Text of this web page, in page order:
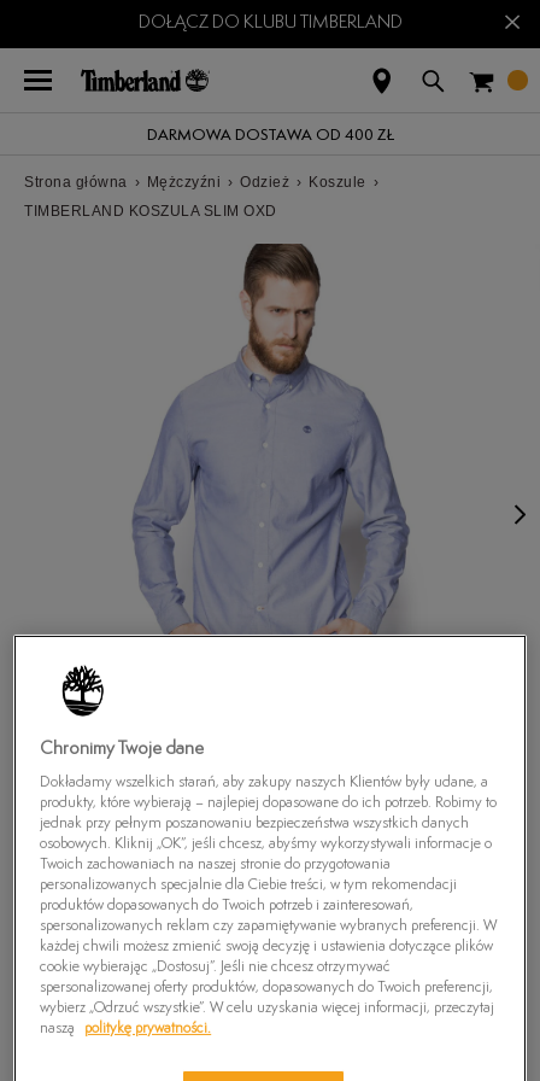
DOŁĄCZ DO KLUBU TIMBERLAND ×
DARMOWA DOSTAWA OD 400 ZŁ
Strona główna › Mężczyźni › Odzież › Koszule ›
TIMBERLAND KOSZULA SLIM OXD
TIMBERLAND KOSZULA SLIM OXD
199,99zł
PRODUKT NIEDOSTĘPNY
Chronimy Twoje dane
Dokładamy wszelkich starań, aby zakupy naszych Klientów były udane, a
produkty, które wybierają – najlepiej dopasowane do ich potrzeb. Robimy to
jednak przy pełnym poszanowaniu bezpieczeństwa wszystkich danych
osobowych. Kliknij „OK”, jeśli chcesz, abyśmy wykorzystywali informacje o
Twoich zachowaniach na naszej stronie do przygotowania
personalizowanych specjalnie dla Ciebie treści, w tym rekomendacji
produktów dopasowanych do Twoich potrzeb i zainteresowań,
spersonalizowanych reklam czy zapamiętywanie wybranych preferencji. W
każdej chwili możesz zmienić swoją decyzję i ustawienia dotyczące plików
cookie wybierając „Dostosuj”. Jeśli nie chcesz otrzymywać
spersonalizowanej oferty produktów, dopasowanych do Twoich preferencji,
wybierz „Odrzuć wszystkie”. W celu uzyskania więcej informacji, przeczytaj
naszą
politykę prywatności.